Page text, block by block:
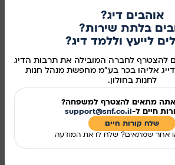
אוהבים דיג?
בלתת שירות?
לייעץ וללמד דיג?
להצטרף לחברה המובילה את תרבות הדיג
אליהו בכר בע"מ מחפשת מנהל חנות
לחנות בחולון.
מתאים להצטרף למשפחה?
חיים ל-support@snf.co.il
שלח קורות חיים​
אחר שמתאים? שלח לו את המודעה
הוספה לסל
קנו עכשיו